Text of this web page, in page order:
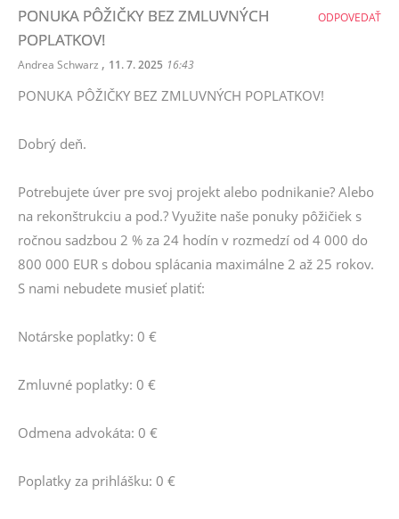
PONUKA PÔŽIČKY BEZ ZMLUVNÝCH
POPLATKOV!
Andrea Schwarz , 11. 7. 2025 16:43
PONUKA PÔŽIČKY BEZ ZMLUVNÝCH POPLATKOV!
Dobrý deň.
Potrebujete úver pre svoj projekt alebo podnikanie? Alebo
na rekonštrukciu a pod.? Využite naše ponuky pôžičiek s
ročnou sadzbou 2 % za 24 hodín v rozmedzí od 4 000 do
800 000 EUR s dobou splácania maximálne 2 až 25 rokov.
S nami nebudete musieť platiť:
Notárske poplatky: 0 €
Zmluvné poplatky: 0 €
Odmena advokáta: 0 €
Poplatky za prihlášku: 0 €
ODPOVEDAŤ